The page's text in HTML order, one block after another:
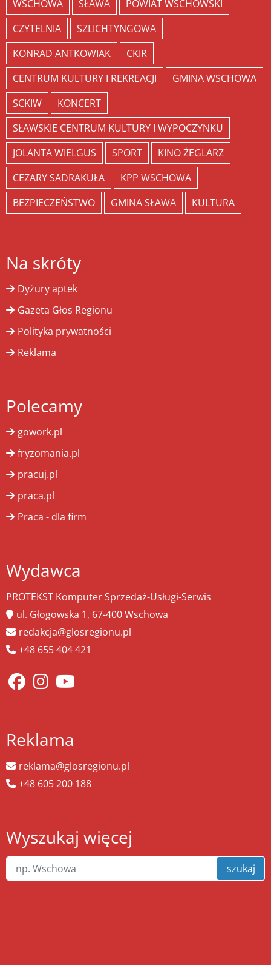
WSCHOWA SŁAWA
POWIAT WSCHOWSKI
CZYTELNIA
SZLICHTYNGOWA
KONRAD ANTKOWIAK
CKIR
CENTRUM KULTURY I REKREACJI
GMINA WSCHOWA
SCKIW
KONCERT
SŁAWSKIE CENTRUM KULTURY I WYPOCZYNKU
JOLANTA WIELGUS
SPORT
KINO ŻEGLARZ
CEZARY SADRAKUŁA
KPP WSCHOWA
BEZPIECZEŃSTWO
GMINA SŁAWA KULTURA
Na skróty
Dyżury aptek
Gazeta Głos Regionu
Polityka prywatności
Reklama
Polecamy
gowork.pl
fryzomania.pl
pracuj.pl
praca.pl
Praca - dla firm
Wydawca
PROTEKST Komputer Sprzedaż-Usługi-Serwis
ul. Głogowska 1, 67-400 Wschowa
redakcja@glosregionu.pl
+48 655 404 421
Reklama
reklama@glosregionu.pl
+48 605 200 188
Wyszukaj więcej
szukaj